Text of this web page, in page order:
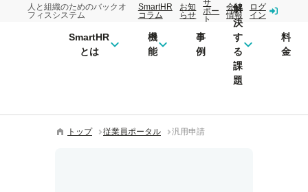
人と組織のためのバックオ
フィスシステム
SmartHR
コラム
お知
らせ
サ
ポー
ト
会社
情報
ログ
イン
SmartHR
とは
機
能
事
例
解
決
す
る
課
題
料
金
トップ 従業員ポータル 汎用申請